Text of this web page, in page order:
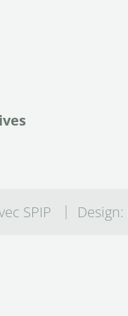
SPIP Design: